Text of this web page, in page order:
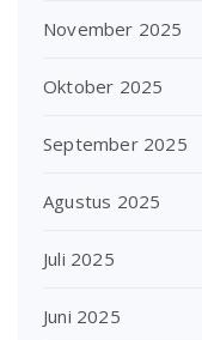
November 2025
Oktober 2025
September 2025
Agustus 2025
Juli 2025
Juni 2025